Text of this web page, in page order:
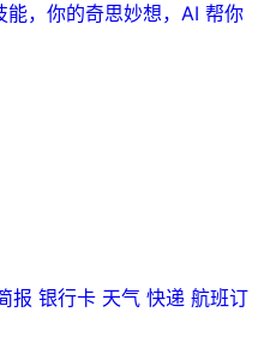
，你的奇思妙想，AI 帮你
报 银行卡 天气 快递 航班订